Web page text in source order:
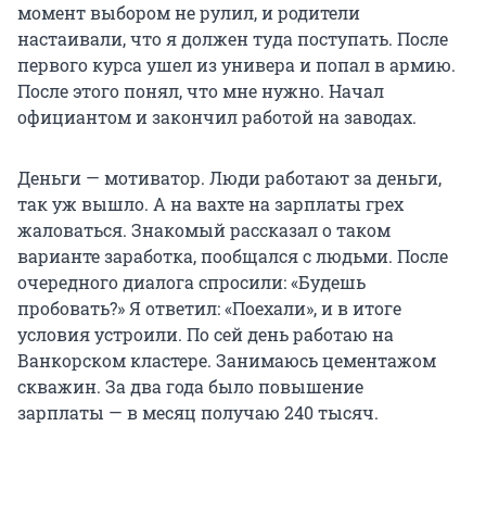
момент выбором не рулил, и родители
настаивали, что я должен туда поступать. После
первого курса ушел из универа и попал в армию.
После этого понял, что мне нужно. Начал
официантом и закончил работой на заводах.
Деньги — мотиватор. Люди работают за деньги,
так уж вышло. А на вахте на зарплаты грех
жаловаться. Знакомый рассказал о таком
варианте заработка, пообщался с людьми. После
очередного диалога спросили: «Будешь
пробовать?» Я ответил: «Поехали», и в итоге
условия устроили. По сей день работаю на
Ванкорском кластере. Занимаюсь цементажом
скважин. За два года было повышение
зарплаты — в месяц получаю 240 тысяч.